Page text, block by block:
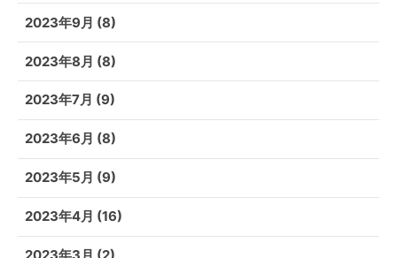
2023年9月 (8)
2023年8月 (8)
2023年7月 (9)
2023年6月 (8)
2023年5月 (9)
2023年4月 (16)